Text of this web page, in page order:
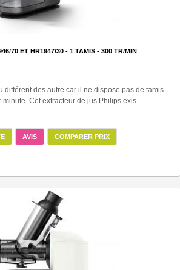
70 ET HR1947/30 - 1 TAMIS - 300 TR/MIN
différent des autre car il ne dispose pas de tamis
minute. Cet extracteur de jus Philips exis
AVIS COMPARER PRIX